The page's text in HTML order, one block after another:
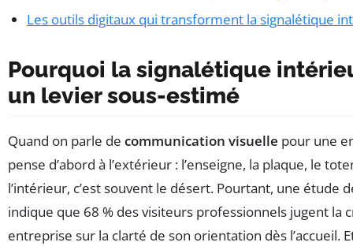
Les outils digitaux qui transforment la signalétique
Pourquoi la signalétique
un levier sous-estimé
Quand on parle de communication visuelle pour une
pense d’abord à l’extérieur : l’enseigne, la plaque, le
l’intérieur, c’est souvent le désert. Pourtant, une étude
indique que 68 % des visiteurs professionnels jugent la
entreprise sur la clarté de son orientation dès l’accueil.